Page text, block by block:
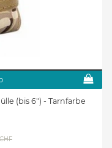
(bis 6") - Tarnfarbe